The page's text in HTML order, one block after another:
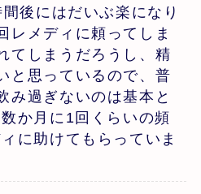
後にはだいぶ楽になり
レメディに頼ってしま
てしまうだろうし、精
と思っているので、普
み過ぎないのは基本と
か月に1回くらいの頻
に助けてもらっていま